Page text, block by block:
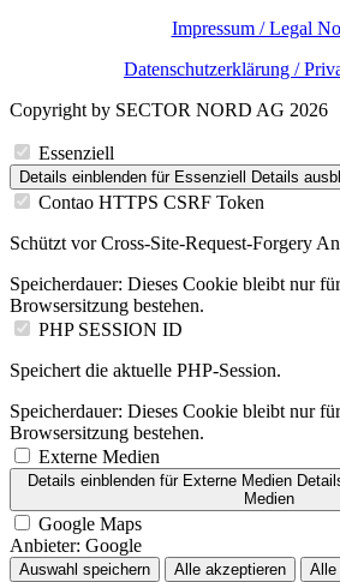
Impressum / Legal
Datenschutzerklärung /
Copyright by SECTOR NORD AG 2026
Essenziell
Details einblenden für Essenziell Details
Contao HTTPS CSRF Token
Schützt vor Cross-Site-Request-Forgery
Speicherdauer: Dieses Cookie bleibt nur
Browsersitzung bestehen.
PHP SESSION ID
Speichert die aktuelle PHP-Session.
Speicherdauer: Dieses Cookie bleibt nur
Browsersitzung bestehen.
Externe Medien
Details einblenden für Externe Medien
Medien
Google Maps
Anbieter: Google
Auswahl speichern Alle akzeptieren Alle